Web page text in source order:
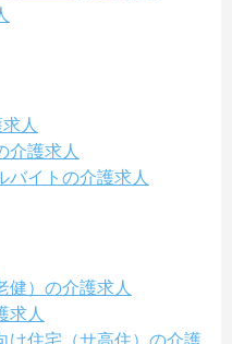
人
介護求人
バイトの介護求人
健）の介護求人
求人